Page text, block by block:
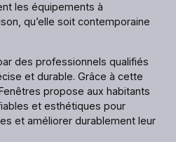
les équipements à
qu’elle soit contemporaine
des professionnels qualifiés
et durable. Grâce à cette
propose aux habitants
et esthétiques pour
et améliorer durablement leur